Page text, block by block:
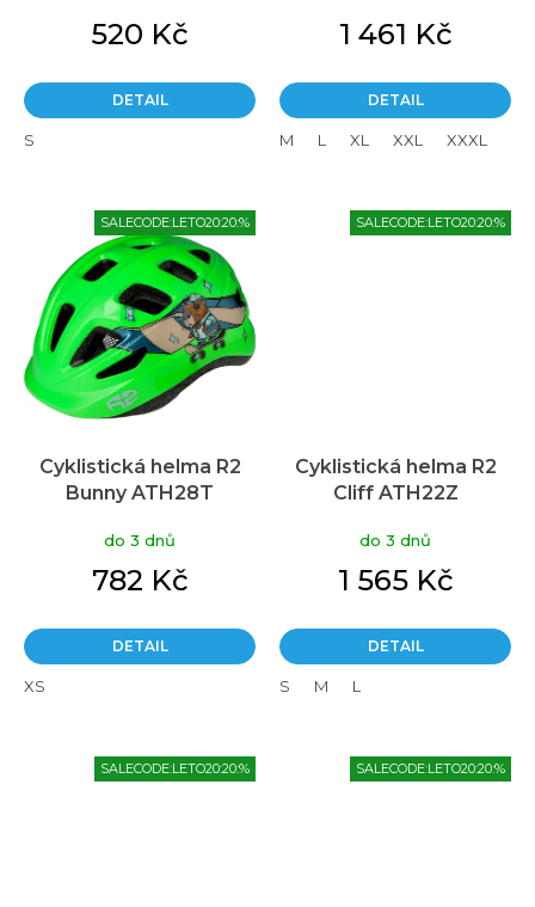
520 Kč
DETAIL
S
1 461 Kč
DETAIL
M L XL XXL XXXL
SALECODE:LETO20:20:%
Cyklistická helma R2
Bunny ATH28T
do 3 dnů
782 Kč
DETAIL
XS
SALECODE:LETO20:20:%
Cyklistická helma R2
Cliff ATH22Z
do 3 dnů
1 565 Kč
DETAIL
S M L
SALECODE:LETO20:20:% SALECODE:LETO20:20:%